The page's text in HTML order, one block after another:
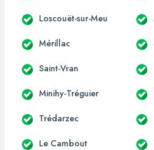
Loscouët-sur-Meu
Mérillac
Saint-Vran
Minihy-Tréguier
Trédarzec
Le Cambout